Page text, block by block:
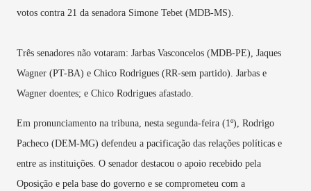
votos contra 21 da senadora Simone Tebet (MDB-MS).
Três senadores não votaram: Jarbas Vasconcelos (MDB-PE), Jaques
Wagner (PT-BA) e Chico Rodrigues (RR-sem partido). Jarbas e
Wagner doentes; e Chico Rodrigues afastado.
Em pronunciamento na tribuna, nesta segunda-feira (1º), Rodrigo
Pacheco (DEM-MG) defendeu a pacificação das relações políticas e
entre as instituições. O senador destacou o apoio recebido pela
Oposição e pela base do governo e se comprometeu com a